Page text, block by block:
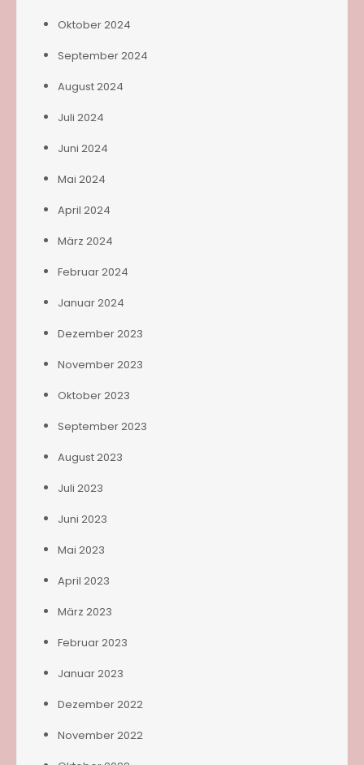
Oktober 2024
September 2024
August 2024
Juli 2024
Juni 2024
Mai 2024
April 2024
März 2024
Februar 2024
Januar 2024
Dezember 2023
November 2023
Oktober 2023
September 2023
August 2023
Juli 2023
Juni 2023
Mai 2023
April 2023
März 2023
Februar 2023
Januar 2023
Dezember 2022
November 2022